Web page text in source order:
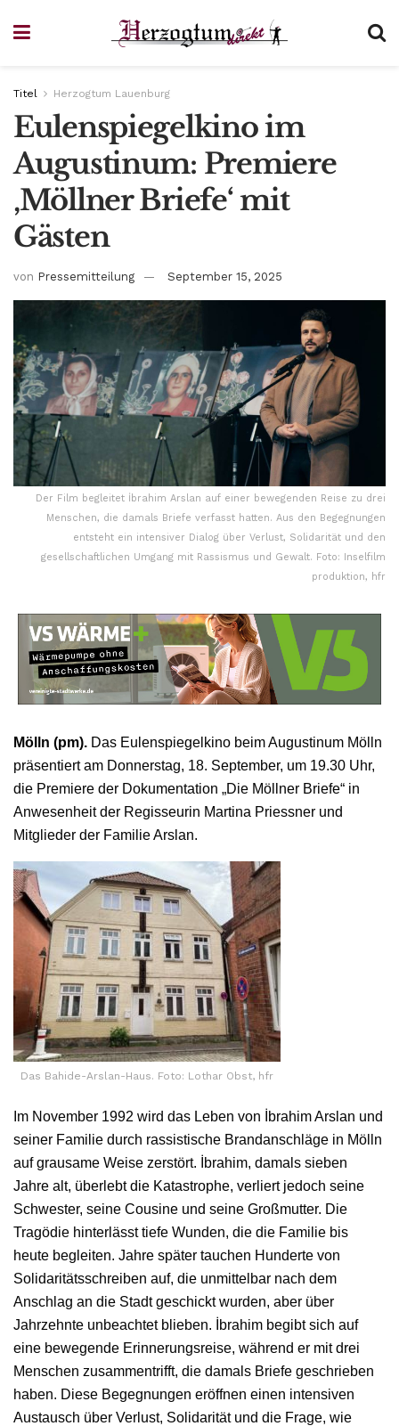
Titel Herzogtum Lauenburg
Eulenspiegelkino im
Augustinum: Premiere
‚Möllner Briefe‘ mit
Gästen
von Pressemitteilung September 15, 2025
Der Film begleitet İbrahim Arslan auf einer bewegenden Reise zu drei
Menschen, die damals Briefe verfasst hatten. Aus den Begegnungen
entsteht ein intensiver Dialog über Verlust, Solidarität und den
gesellschaftlichen Umgang mit Rassismus und Gewalt. Foto: Inselfilm
produktion, hfr
Mölln (pm). Das Eulenspiegelkino beim Augustinum Mölln
präsentiert am Donnerstag, 18. September, um 19.30 Uhr,
die Premiere der Dokumentation „Die Möllner Briefe“ in
Anwesenheit der Regisseurin Martina Priessner und
Mitglieder der Familie Arslan.
Das Bahide-Arslan-Haus. Foto: Lothar Obst, hfr
Im November 1992 wird das Leben von İbrahim Arslan und
seiner Familie durch rassistische Brandanschläge in Mölln
auf grausame Weise zerstört. İbrahim, damals sieben
Jahre alt, überlebt die Katastrophe, verliert jedoch seine
Schwester, seine Cousine und seine Großmutter. Die
Tragödie hinterlässt tiefe Wunden, die die Familie bis
heute begleiten. Jahre später tauchen Hunderte von
Solidaritätsschreiben auf, die unmittelbar nach dem
Anschlag an die Stadt geschickt wurden, aber über
Jahrzehnte unbeachtet blieben. İbrahim begibt sich auf
eine bewegende Erinnerungsreise, während er mit drei
Menschen zusammentrifft, die damals Briefe geschrieben
haben. Diese Begegnungen eröffnen einen intensiven
Austausch über Verlust, Solidarität und die Frage, wie